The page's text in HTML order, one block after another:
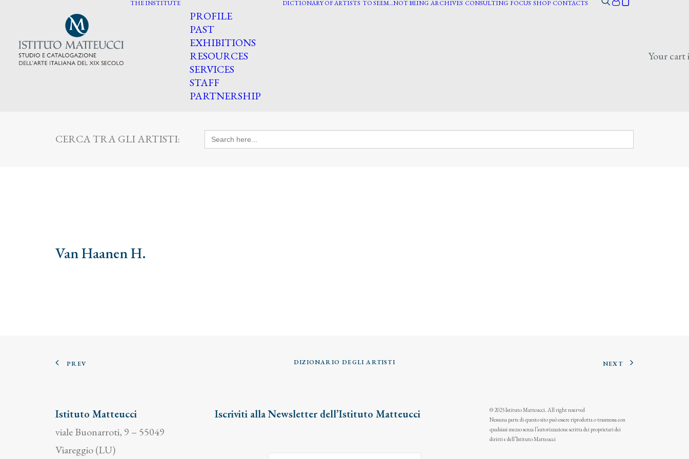
THE INSTITUTE
PROFILE
PAST
EXHIBITIONS
RESOURCES
SERVICES
STAFF
PARTNERSHIP
DICTIONARY OF ARTISTS TO SEEM…NOT BEING ARCHIVES CONSULTING FOCUS SHOP CONTACTS
Your cart
CERCA TRA GLI ARTISTI: Search
for:
Van Haanen H.
PREV DIZIONARIO DEGLI ARTISTI NEXT
Istituto Matteucci
viale Buonarroti, 9 – 55049
Viareggio (LU)
Iscriviti alla Newsletter dell’Istituto Matteucci
© 2025 Istituto Matteucci. All right reserved
Nessuna parte di questo sito può essere riprodotta o trasmessa con
qualsiasi mezzo senza l’autorizzazione scritta dei proprietari dei
diritti e dell’Istituto Matteucci